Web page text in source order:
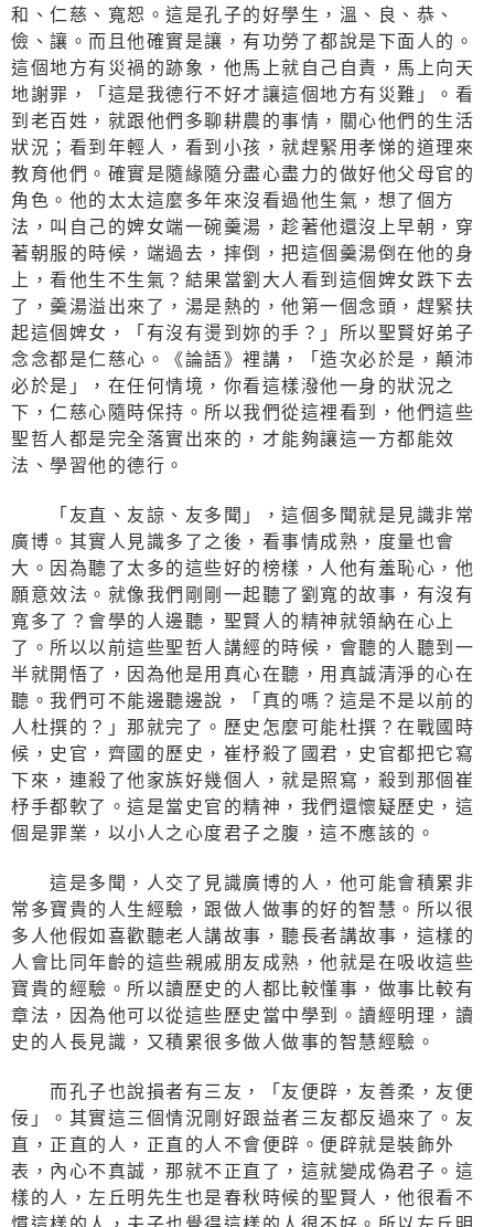
和、仁慈、寬恕。這是孔子的好學生，溫、良、恭、
儉、讓。而且他確實是讓，有功勞了都說是下面人的。
這個地方有災禍的跡象，他馬上就自己自責，馬上向天
地謝罪，「這是我德行不好才讓這個地方有災難」。看
到老百姓，就跟他們多聊耕農的事情，關心他們的生活
狀況；看到年輕人，看到小孩，就趕緊用孝悌的道理來
教育他們。確實是隨緣隨分盡心盡力的做好他父母官的
角色。他的太太這麼多年來沒看過他生氣，想了個方
法，叫自己的婢女端一碗羹湯，趁著他還沒上早朝，穿
著朝服的時候，端過去，摔倒，把這個羹湯倒在他的身
上，看他生不生氣？結果當劉大人看到這個婢女跌下去
了，羹湯溢出來了，湯是熱的，他第一個念頭，趕緊扶
起這個婢女，「有沒有燙到妳的手？」所以聖賢好弟子
念念都是仁慈心。《論語》裡講，「造次必於是，顛沛
必於是」，在任何情境，你看這樣潑他一身的狀況之
下，仁慈心隨時保持。所以我們從這裡看到，他們這些
聖哲人都是完全落實出來的，才能夠讓這一方都能效
法、學習他的德行。
「友直、友諒、友多聞」，這個多聞就是見識非常
廣博。其實人見識多了之後，看事情成熟，度量也會
大。因為聽了太多的這些好的榜樣，人他有羞恥心，他
願意效法。就像我們剛剛一起聽了劉寬的故事，有沒有
寬多了？會學的人邊聽，聖賢人的精神就領納在心上
了。所以以前這些聖哲人講經的時候，會聽的人聽到一
半就開悟了，因為他是用真心在聽，用真誠清淨的心在
聽。我們可不能邊聽邊說，「真的嗎？這是不是以前的
人杜撰的？」那就完了。歷史怎麼可能杜撰？在戰國時
候，史官，齊國的歷史，崔杼殺了國君，史官都把它寫
下來，連殺了他家族好幾個人，就是照寫，殺到那個崔
杼手都軟了。這是當史官的精神，我們還懷疑歷史，這
個是罪業，以小人之心度君子之腹，這不應該的。
這是多聞，人交了見識廣博的人，他可能會積累非
常多寶貴的人生經驗，跟做人做事的好的智慧。所以很
多人他假如喜歡聽老人講故事，聽長者講故事，這樣的
人會比同年齡的這些親戚朋友成熟，他就是在吸收這些
寶貴的經驗。所以讀歷史的人都比較懂事，做事比較有
章法，因為他可以從這些歷史當中學到。讀經明理，讀
史的人長見識，又積累很多做人做事的智慧經驗。
而孔子也說損者有三友，「友便辟，友善柔，友便
佞」。其實這三個情況剛好跟益者三友都反過來了。友
直，正直的人，正直的人不會便辟。便辟就是裝飾外
表，內心不真誠，那就不正直了，這就變成偽君子。這
樣的人，左丘明先生也是春秋時候的聖賢人，他很看不